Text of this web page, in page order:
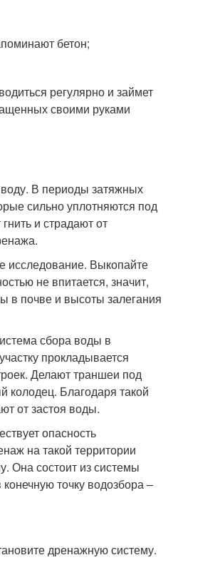
бетон;
регулярно и займет
своими руками
воду. В периоды затяжных
сильно уплотняются под
и страдают от
исследование. Выкопайте
не впитается, значит,
в почве и высоты залегания
сбора воды в
прокладывается
Делают траншеи под
колодец. Благодаря такой
от застоя воды.
опасность
на такой территории
Она состоит из системы
точку водозбора –
дренажную систему.